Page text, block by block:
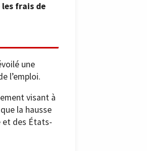
frais de
une
l’emploi.
visant à
la hausse
et des États-